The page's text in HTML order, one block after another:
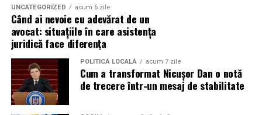
stabilitate la temperaturi ridicate;
protecție împotriva uzurii.
Aceste caracteristici îl recomandă pentru utilizarea pe
numeroase motoare diesel Euro 5 și Euro 6.
Este potrivit pentru motoarele pe benzină?
Da.
curățare și întreținere, astfel încât igiena să fie mereu la
un nivel ridicat.
În plus, o toaletă ecologică este foarte ușor de
amplasat, ceea ce înseamnă că aceste toalete pot fi
plasate strategic în locații convenabile pentru
participanți, fără a afecta fluxul evenimentului.
UNCATEGORIZED acum 6 zile
Când ai nevoie cu adevărat de un
avocat: situațiile în care asistența
juridică face diferența
POLITICĂ LOCALĂ acum 7 zile
Cum a transformat Nicușor Dan o notă
de trecere într-un mesaj de stabilitate